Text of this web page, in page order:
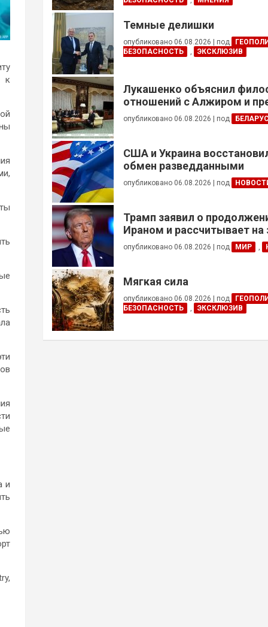
к
и
Темные делишки
опубликовано 06.08.2026 под
БЕЗОПАСНОСТЬ
, ЭКСКЛЮЗИВ
Лукашенко объяснил
отношений с Алжиром и
ускорить реализацию
опубликовано 06.08.2026 под
США и Украина
обмен разведданными
опубликовано 06.08.2026 под
Трамп заявил о
Ираном и рассчитывает на
сделки
опубликовано 06.08.2026 под МИР ,
Мягкая сила
опубликовано 06.08.2026 под
БЕЗОПАСНОСТЬ
, ЭКСКЛЮЗИВ